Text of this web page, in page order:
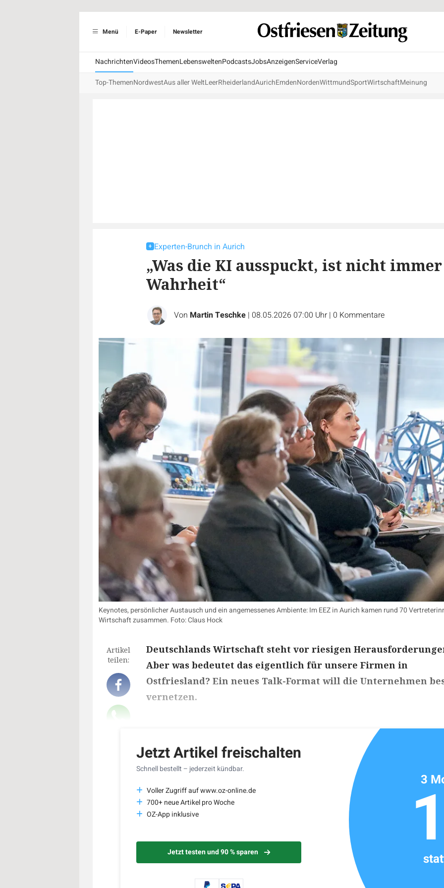
Menü E-Paper Newsletter
NachrichtenVideosThemenLebensweltenPodcastsJobsAnzeigenServiceVerlag
Top-ThemenNordwestAus aller WeltLeerRheiderlandAurichEmdenNordenWittmundSportWirtschaftMeinung
Experten-Brunch in Aurich
„Was die KI ausspuckt, ist nicht
Wahrheit“
Von Martin Teschke | 08.05.2026 07:00 Uhr | 0 Kommentare
Keynotes, persönlicher Austausch und ein angemessenes Ambiente: Im EEZ in Aurich kamen rund 70
Wirtschaft zusammen. Foto: Claus Hock
Artikel
teilen:
Deutschlands Wirtschaft steht vor riesigen
Aber was bedeutet das eigentlich für unsere Firmen in
Ostfriesland? Ein neues Talk-Format will die Unternehmen
vernetzen.
Jetzt Artikel freischalten
Schnell bestellt – jederzeit kündbar.
Voller Zugriff auf www.oz-online.de
700+ neue Artikel pro Woche
OZ-App inklusive
Jetzt testen und 90 % sparen
3